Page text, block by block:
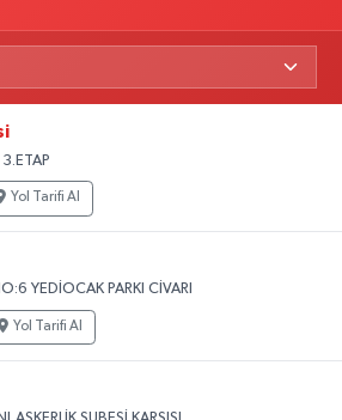
3.ETAP
Yol Tarifi Al
YEDİOCAK PARKI CİVARI
Yol Tarifi Al